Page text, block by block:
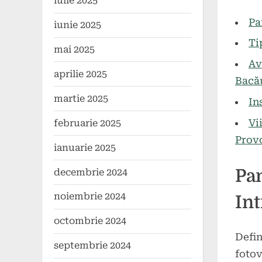
iunie 2025
mai 2025
aprilie 2025
martie 2025
februarie 2025
ianuarie 2025
decembrie 2024
noiembrie 2024
octombrie 2024
septembrie 2024